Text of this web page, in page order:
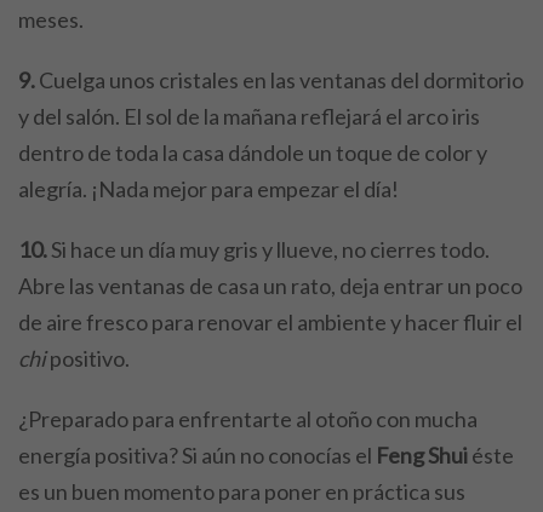
meses.
9.Cuelga unos cristales en las ventanas del dormitorio
y del salón. El sol de la mañana reflejará el arco iris
dentro de toda la casa dándole un toque de color y
alegría. ¡Nada mejor para empezar el día!
10.Si hace un día muy gris y llueve, no cierres todo.
Abre las ventanas de casa un rato, deja entrar un poco
de aire fresco para renovar el ambiente y hacer fluir el
chipositivo.
¿Preparado para enfrentarte al otoño con mucha
energía positiva? Si aún no conocías el Feng Shuiéste
es un buen momento para poner en práctica sus